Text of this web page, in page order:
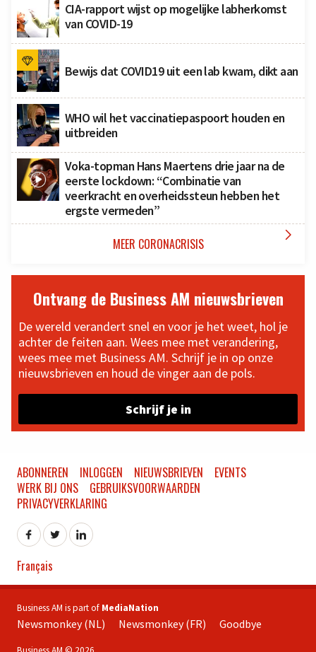
CIA-rapport wijst op mogelijke labherkomst
van COVID-19
Bewijs dat COVID19 uit een lab kwam, dikt aan
WHO wil het vaccinatiepaspoort houden en
uitbreiden
Voka-topman Hans Maertens drie jaar na de
eerste lockdown: “Combinatie van
veerkracht en overheidssteun hebben het
ergste vermeden”
MEER CORONACRISIS 
Ontvang de Business AM nieuwsbrieven
De wereld verandert snel en voor je het weet, hol je
achter de feiten aan. Wees mee met verandering,
wees mee met Business AM. Schrijf je in op onze
nieuwsbrieven en houd de vinger aan de pols.
Schrijf je in
ABONNEREN INLOGGEN NIEUWSBRIEVEN
EVENTS
WERK BIJ ONS
GEBRUIKSVOORWAARDEN
PRIVACYVERKLARING
Français
Business AM is part of MediaNation
Newsmonkey (NL) Newsmonkey (FR) Goodbye